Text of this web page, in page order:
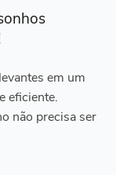
em um
eficiente.
não precisa ser